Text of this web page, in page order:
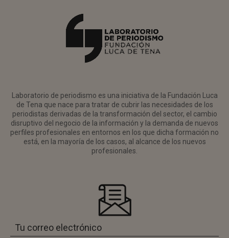
Laboratorio de periodismo es una iniciativa de la Fundación Luca
de Tena que nace para tratar de cubrir las necesidades de los
periodistas derivadas de la transformación del sector, el cambio
disruptivo del negocio de la información y la demanda de nuevos
perfiles profesionales en entornos en los que dicha formación no
está, en la mayoría de los casos, al alcance de los nuevos
profesionales.